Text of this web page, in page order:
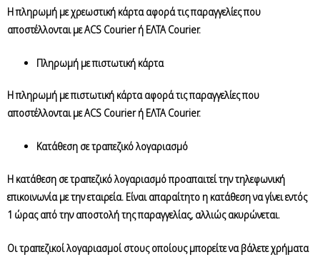
Η πληρωμή με χρεωστική κάρτα αφορά τις παραγγελίες που
αποστέλλονται με ACS Courier ή ΕΛΤΑ Courier.
Πληρωμή με πιστωτική κάρτα
Η πληρωμή με πιστωτική κάρτα αφορά τις παραγγελίες που
αποστέλλονται με ACS Courier ή ΕΛΤΑ Courier.
Κατάθεση σε τραπεζικό λογαριασμό
Η κατάθεση σε τραπεζικό λογαριασμό προαπαιτεί την τηλεφωνική
επικοινωνία με την εταιρεία. Είναι απαραίτητο η κατάθεση να γίνει εντός
1 ώρας από την αποστολή της παραγγελίας, αλλιώς ακυρώνεται.
Οι τραπεζικοί λογαριασμοί στους οποίους μπορείτε να βάλετε χρήματα